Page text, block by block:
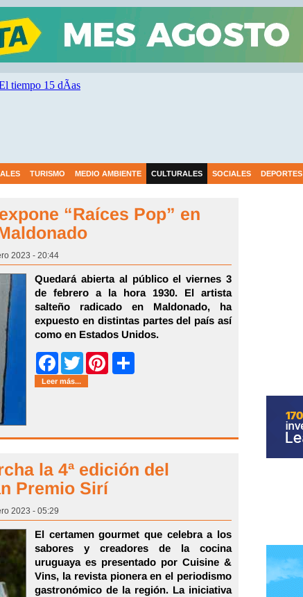
TURISMO MEDIO AMBIENTE CULTURALES SOCIALES DEPORTES
“Raíces Pop” en
2023 - 20:44
Quedará abierta al público el viernes 3
de febrero a la hora 1930. El artista
salteño radicado en Maldonado, ha
expuesto en distintas partes del país así
como en Estados Unidos.
FacebookTwitter Pinterest
Leer más...
la 4ª edición del
Premio Sirí
2023 - 05:29
El certamen gourmet que celebra a los
sabores y creadores de la cocina
uruguaya es presentado por Cuisine &
Vins, la revista pionera en el periodismo
gastronómico de la región. La iniciativa